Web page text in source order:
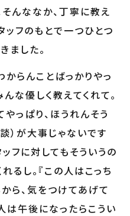
そんななか、丁寧に教え
ッフのもとで一つひとつ
ました。
からんことばっかりやっ
な優しく教えてくれて。
やっぱり、ほうれんそう
談）が大事じゃないです
ッフに対してもそういうの
るし。『この人はこっち
ら、気をつけてあげて
は午後になったらこうい